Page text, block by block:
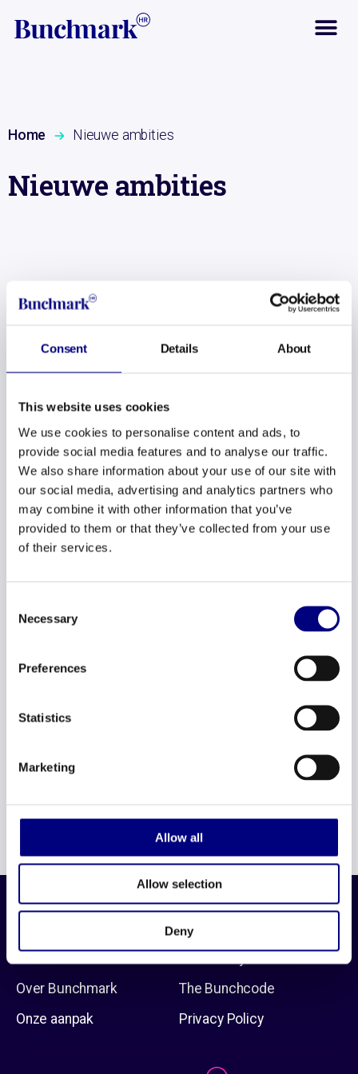
Consent Details About
This website uses cookies
We use cookies to personalise content and ads, to
provide social media features and to analyse our traffic.
We also share information about your use of our site with
our social media, advertising and analytics partners who
may combine it with other information that you’ve
provided to them or that they’ve collected from your use
of their services.
Selection
Necessary
Preferences
Statistics
Marketing
Allow all
Allow selection
Deny
Home Nieuwe ambities
Nieuwe ambities
Per 1 januari zal Emilie van Ittersum stoppen
Zij volgt hiermee haar langgekoesterde ambitie om ook
De komende tijd zal Emilie zich gaan richten op hoe deze
ambitie vorm gaat krijgen. Wij voelen ons verbonden met
de missie van Emilie en begrijpen haar keuze voor het
nastreven hiervan. Emilie wordt lid van onze Bunch
Community en zo blijven we met haar samenwerken op
We gaan Emilie enorm missen binnen het team en zijn
Bunchmark. Zij heeft een mooie bijdrage geleverd aan het
Contact
CONTACT
Samenwerken?
Stuur een mailtje naarinfo@bunchmark.nl
Over Bunchmark
Onze aanpak
Vacatures
The Bunchcode
Privacy Policy